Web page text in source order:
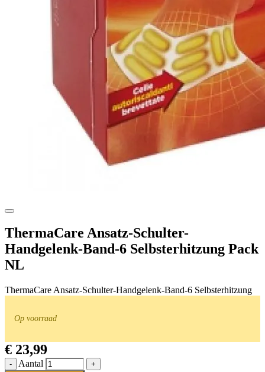
ThermaCare Ansatz-Schulter-
Handgelenk-Band-6 Selbsterhitzung Pack
NL
ThermaCare Ansatz-Schulter-Handgelenk-Band-6 Selbsterhitzung
Op voorraad
€ 23,99
- Aantal +